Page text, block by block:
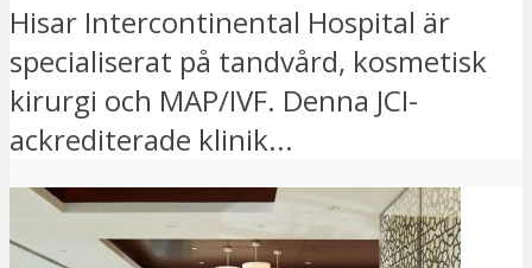
Hisar Intercontinental Hospital är
specialiserat på tandvård, kosmetisk
kirurgi och MAP/IVF. Denna JCI-
ackrediterade klinik...